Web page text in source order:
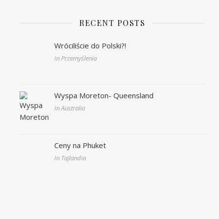
RECENT POSTS
Wróciliście do Polski?!
In Przemyślenia
Wyspa Moreton- Queensland
In Australia
Ceny na Phuket
In Tajlandia